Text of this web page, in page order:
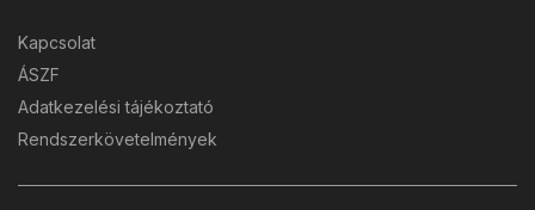
Kapcsolat
ÁSZF
Adatkezelési tájékoztató
Rendszerkövetelmények